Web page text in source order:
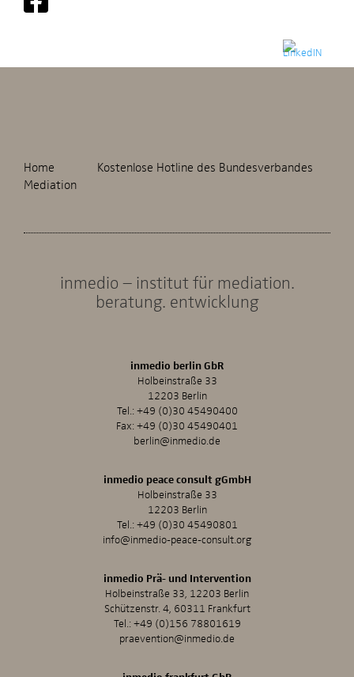
Home
Kostenlose Hotline des Bundesverbandes
Mediation
inmedio – institut für mediation.
beratung. entwicklung
inmedio berlin GbR
Holbeinstraße 33
12203 Berlin
Tel.:+49 (0)30 45490400
Fax: +49 (0)30 45490401
berlin@inmedio.de
inmedio peace consult gGmbH
Holbeinstraße 33
12203 Berlin
Tel.:+49 (0)30 45490801
info@inmedio-peace-consult.org
inmedio Prä- und Intervention
Holbeinstraße 33, 12203 Berlin
Schützenstr. 4, 60311 Frankfurt
Tel.:+49 (0)156 78801619
praevention@inmedio.de